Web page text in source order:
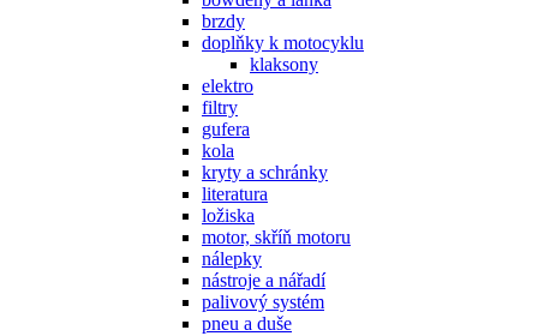
brzdy
doplňky k motocyklu
klaksony
elektro
filtry
gufera
kola
kryty a schránky
literatura
ložiska
motor, skříň motoru
nálepky
nástroje a nářadí
palivový systém
pneu a duše